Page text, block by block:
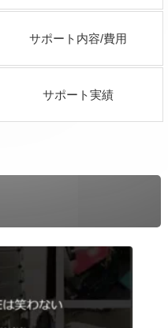
サポート内容/費用
サポート実績